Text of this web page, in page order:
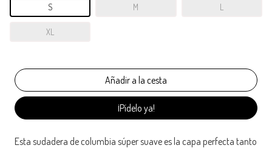
S M L
XL
¡Pídelo ya!
Esta sudadera de columbia súper suave es la capa perfecta tanto